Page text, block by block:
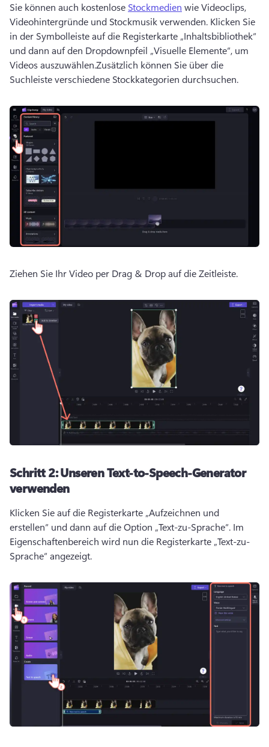
Sie können auch kostenlose Stockmedien wie Videoclips,
Videohintergründe und Stockmusik verwenden. Klicken Sie
in der Symbolleiste auf die Registerkarte „Inhaltsbibliothek“
und dann auf den Dropdownpfeil „Visuelle Elemente“, um
Videos auszuwählen.Zusätzlich können Sie über die
Suchleiste verschiedene Stockkategorien durchsuchen.
Ziehen Sie Ihr Video per Drag & Drop auf die Zeitleiste.
Schritt 2:Unseren Text-to-Speech-Generator
verwenden
Klicken Sie auf die Registerkarte „Aufzeichnen und
erstellen“ und dann auf die Option „Text-zu-Sprache“.
Eigenschaftenbereich wird nun die Registerkarte „Text-zu-
Sprache“ angezeigt.